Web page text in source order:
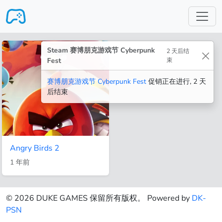
Steam 赛博朋克游戏节 Cyberpunk
Fest
2 天后结
束
赛博朋克游戏节 Cyberpunk Fest 促销正在进行, 2 天
后结束
Angry Birds 2
1 年前
© 2026 DUKE GAMES 保留所有版权。 Powered by DK-
PSN